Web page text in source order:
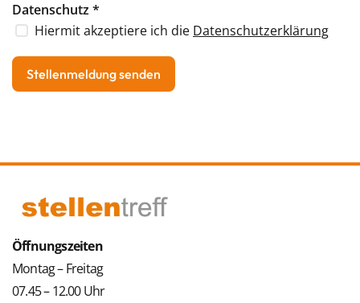
Datenschutz*
Hiermit akzeptiere ich die Datenschutzerklärung
Öffnungszeiten
Montag – Freitag
07.45 – 12.00 Uhr